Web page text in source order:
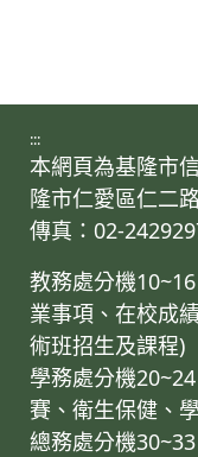
:::
本網頁為基隆市
隆市仁愛區仁二
傳真：02-
教務處分機
業事項、在校成
術班招生及課程)
學務處分機
賽、衛生保健、
總務處分機